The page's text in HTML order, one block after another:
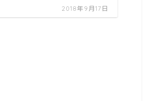
2018年9月17日